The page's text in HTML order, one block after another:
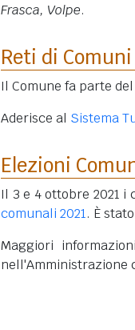
Frasca, Volpe.
Reti di Comuni
Il Comune fa parte
Aderisce al Sistema
Elezioni
Il 3 e 4 ottobre 2021
comunali 2021. È
Maggiori
nell'Amministrazione